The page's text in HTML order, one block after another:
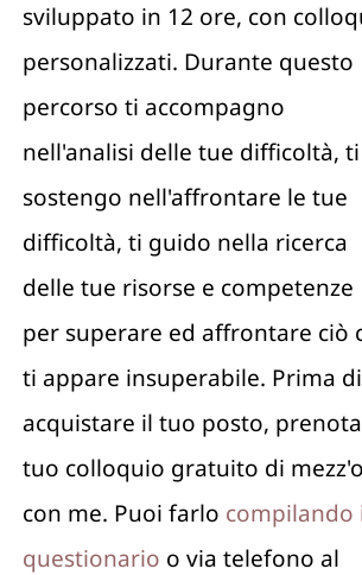
sviluppato in 12 ore, con
personalizzati. Durante questo
percorso ti accompagno
nell'analisi delle tue difficoltà, ti
sostengo nell'affrontare le tue
difficoltà, ti guido nella ricerca
delle tue risorse e competenze
per superare ed affrontare ciò
ti appare insuperabile. Prima di
acquistare il tuo posto,
tuo colloquio gratuito di
con me. Puoi farlo compilando
questionario o via telefono al